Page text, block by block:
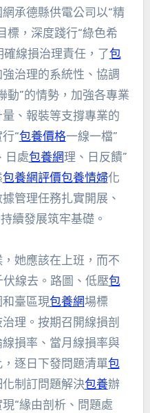
承德縣供電公司以“精
標，深度踐行“綠色希
確線損治理責任，了包
治理的系統性、協調
動”的情勢，加強各專業
、報裝等支撐專業的
“包養價格一線一檔”
日處包養網理、日反饋”
包養網評價包養情婦化
管理任務扎實開展、
續發展筑牢基礎。
她應該在上班，而不
線去。路圖、低壓包
臺區現包養網場標
理。按期召開線損剖
損率、當月線損率與
逐日下發問題清單包
制訂問題解決包養辦
“緣由剖析、問題處